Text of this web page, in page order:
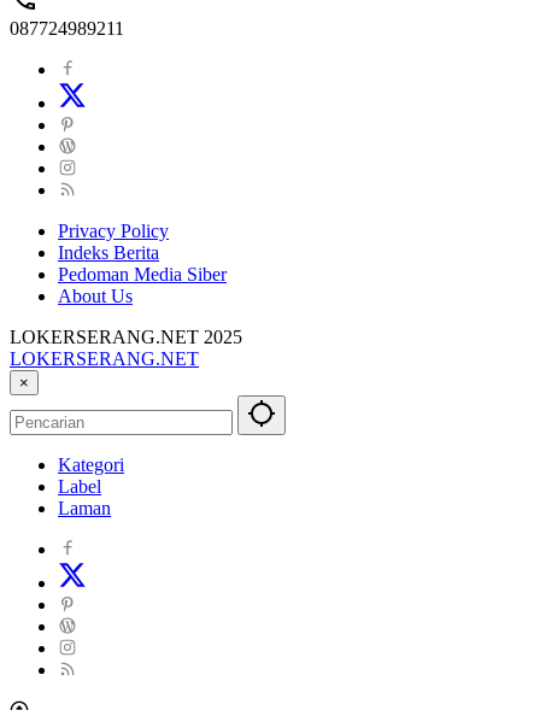
087724989211
Privacy Policy
Indeks Berita
Pedoman Media Siber
About Us
LOKERSERANG.NET 2025
LOKERSERANG.NET
Info
Lowongan
Kerja
Sekitarnya
×
Kategori
Label
Laman